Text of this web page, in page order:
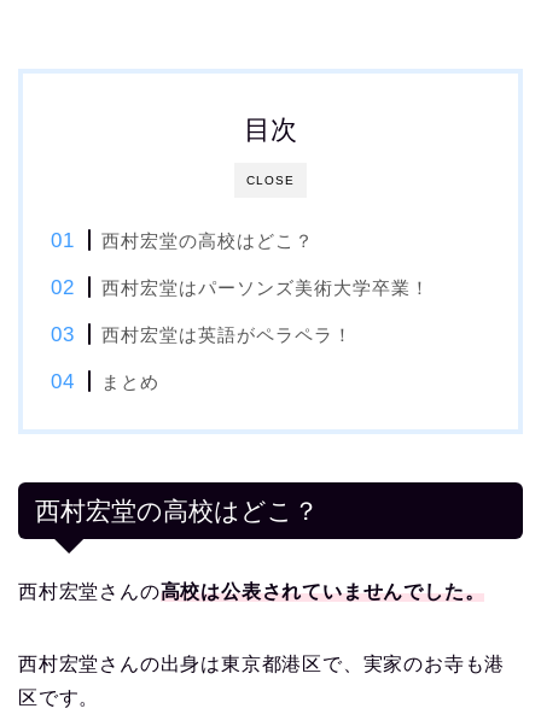
CLOSE
目次
西村宏堂の高校はどこ？
西村宏堂はパーソンズ美術大学卒業！
西村宏堂は英語がペラペラ！
まとめ
西村宏堂の高校はどこ？
西村宏堂さんの高校は公表されていませんでした。
西村宏堂さんの出身は東京都港区で、実家のお寺も港
区です。